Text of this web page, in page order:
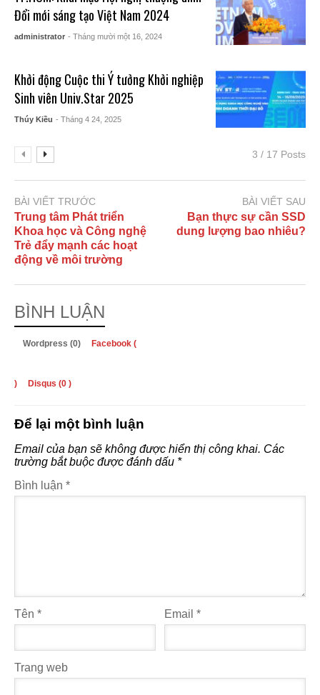
Đổi mới sáng tạo Việt Nam 2024
administrator - Tháng mười một 16, 2024
Khởi động Cuộc thi Ý tưởng Khởi nghiệp
Sinh viên Univ.Star 2025
Thúy Kiều - Tháng 4 24, 2025
3 / 17 Posts
BÀI VIẾT TRƯỚC
Trung tâm Phát triển
Khoa học và Công nghệ
Trẻ đẩy mạnh các hoạt
động về môi trường
BÀI VIẾT SAU
Bạn thực sự cần SSD
dung lượng bao nhiêu?
BÌNH LUẬN
Wordpress (0) Facebook (
) Disqus (0 )
Để lại một bình luận
Email của bạn sẽ không được hiển thị công khai. Các
trường bắt buộc được đánh dấu *
Bình luận *
Tên * Email*
Trang web